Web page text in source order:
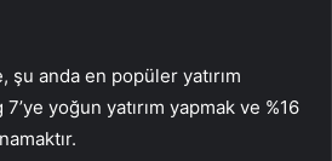
şu anda en popüler yatırım
yoğun yatırım yapmak ve %16